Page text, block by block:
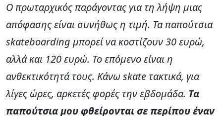
Ο πρωταρχικός παράγοντας για τη λήψη μιας
απόφασης είναι συνήθως η τιμή. Τα παπούτσια
skateboarding μπορεί να κοστίζουν 30 ευρώ,
αλλά και 120 ευρώ. Το επόμενο είναι η
ανθεκτικότητά τους. Κάνω skate τακτικά, για
λίγες ώρες, αρκετές φορές την εβδομάδα. Τα
παπούτσια μου φθείρονται σε περίπου έναν